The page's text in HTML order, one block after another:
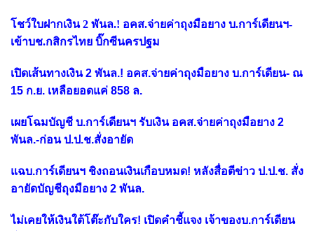
โชว์ใบฝากเงิน 2 พันล.! อคส.จ่ายค่าถุงมือยาง บ.การ์เดียนฯ-
เข้าบช.กสิกรไทย บิ๊กซีนครปฐม
เปิดเส้นทางเงิน 2 พันล.! อคส.จ่ายค่าถุงมือยาง บ.การ์เดียน- ณ
15 ก.ย. เหลือยอดแค่ 858 ล.
เผยโฉมบัญชี บ.การ์เดียนฯ รับเงิน อคส.จ่ายค่าถุงมือยาง 2
พันล.-ก่อน ป.ป.ช.สั่งอายัด
แฉบ.การ์เดียนฯ ชิงถอนเงินเกือบหมด! หลังสื่อตีข่าว ป.ป.ช. สั่ง
อายัดบัญชีถุงมือยาง 2 พันล.
ไม่เคยให้เงินใต้โต๊ะกับใคร! เปิดคำชี้แจง เจ้าของบ.การ์เดียน